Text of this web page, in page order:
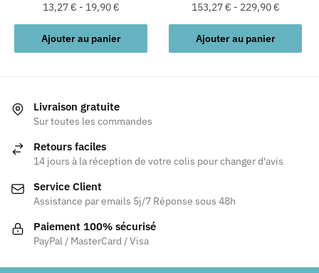
13,27€ - 19,90€
Ajouter au panier
153,27€ - 229,90€
Ajouter au panier
Livraison gratuite
Sur toutes les commandes
Retours faciles
14 jours à la réception de votre colis pour changer d'avis
Service Client
Assistance par emails 5j/7 Réponse sous 48h
Paiement 100% sécurisé
PayPal / MasterCard / Visa